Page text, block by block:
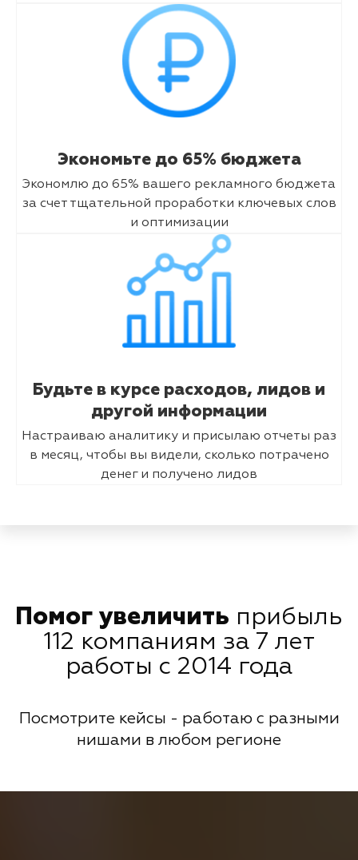
Экономьте до 65% бюджета
Экономлю до 65% вашего рекламного бюджета
за счет тщательной проработки ключевых слов
и оптимизации
Будьте в курсе расходов, лидов и
другой информации
Настраиваю аналитику и присылаю отчеты раз
в месяц, чтобы вы видели, сколько потрачено
денег и получено лидов
Помог увеличить прибыль
112 компаниям за 7 лет
работы с 2014 года
Посмотрите кейсы - работаю с разными
нишами в любом регионе